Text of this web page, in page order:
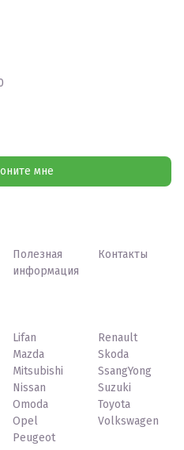
мне
Полезная
информация
Контакты
Lifan
Mazda
Mitsubishi
Nissan
Omoda
Opel
Peugeot
Renault
Skoda
SsangYong
Suzuki
Toyota
Volkswagen